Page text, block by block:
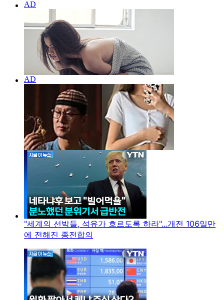
"세계의 선박들, 석유가 흐르도록 하라"...개전 106일만
에 전해진 종전합의